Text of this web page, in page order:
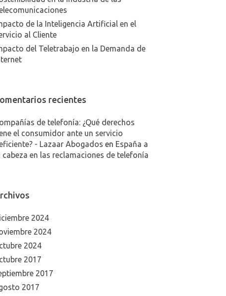
de la Inteligencia Artificial en el
al Cliente
del Teletrabajo en la Demanda de
recientes
de telefonía: ¿Qué derechos
el consumidor ante un servicio
- Lazaar Abogados en España a
cabeza en las reclamaciones de telefonía
2024
2024
2024
2017
2017
2017